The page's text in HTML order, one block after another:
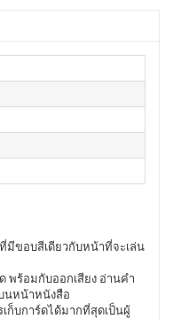
มีขอบสีเดียวกับหน้าที่จะเล่น
พร้อมกับออกเสียง อ่านคำ
หน้าหนังสือ
ก็บการ์ดได้มากที่สุดเป็นผู้